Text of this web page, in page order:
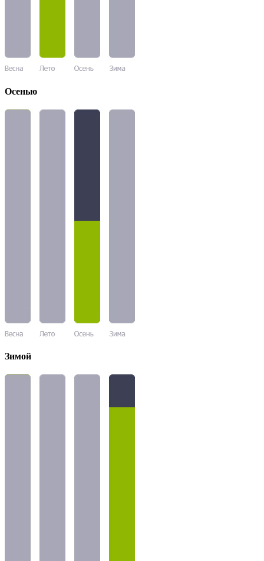
Осенью
Зимой